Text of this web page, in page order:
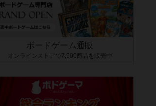
・クッキング・海賊同士の対決など、ゲームコンセプトを絞
向けの絞込機能です。例えば「ダイスロール」はランダ
ボードゲーム通販
オンラインストアで7,500商品を販売中